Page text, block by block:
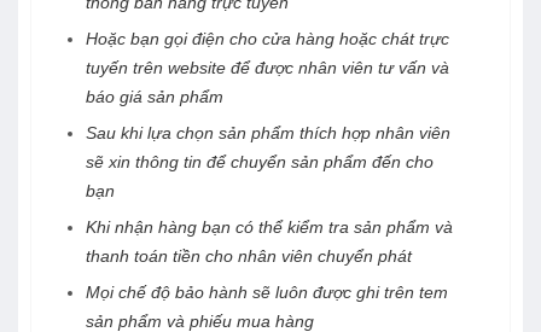
Hoặc bạn gọi điện cho cửa hàng hoặc chát trực
tuyến trên website để được nhân viên tư vấn và
báo giá sản phẩm
Sau khi lựa chọn sản phẩm thích hợp nhân viên
sẽ xin thông tin để chuyển sản phẩm đến cho
bạn
Khi nhận hàng bạn có thể kiểm tra sản phẩm và
thanh toán tiền cho nhân viên chuyển phát
Mọi chế độ bảo hành sẽ luôn được ghi trên tem
sản phẩm và phiếu mua hàng